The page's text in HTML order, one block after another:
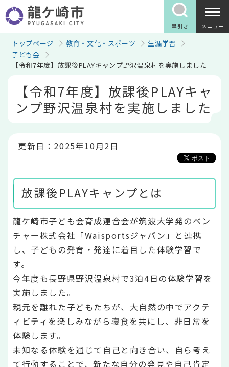
の
ペ
早引き メニュー
トップページ 教育・文化・スポーツ
生涯学習
子ども会
【令和7年度】放課後PLAYキャンプ野沢温泉村を実施しました
【令和7年度】放課後PLAYキャ
ンプ野沢温泉村を実施しました
更新日：2025年10月2日
放課後PLAYキャンプとは
龍ケ崎市子ども会育成連合会が筑波大学発のベン
チャー株式会社「Waisportsジャパン」と連携
し、子どもの発育・発達に着目した体験学習で
す。
今年度も長野県野沢温泉村で3泊4日の体験学習を
実施しました。
親元を離れた子どもたちが、大自然の中でアクテ
ィビティを楽しみながら寝食を共にし、非日常を
体験します。
未知なる体験を通じて自己と向き合い、自ら考え
て行動することで、新たな自分の発見や自己肯定